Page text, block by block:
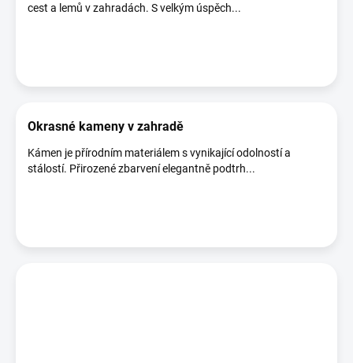
cest a lemů v zahradách. S velkým úspěch...
Okrasné kameny v zahradě
Kámen je přírodním materiálem s vynikající odolností a
stálostí. Přirozené zbarvení elegantně podtrh...